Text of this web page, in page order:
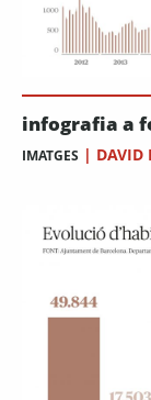
infografia a
IMATGES | DAVID